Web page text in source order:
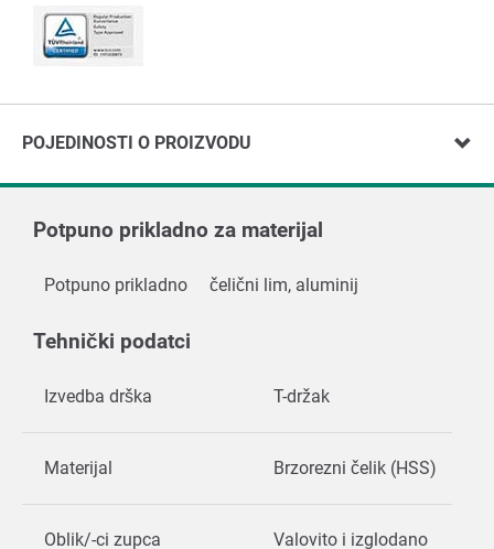
POJEDINOSTI O PROIZVODU
Potpuno prikladno za materijal
Potpuno prikladno čelični lim, aluminij
Tehnički podatci
Izvedba drška T-držak
Materijal Brzorezni čelik (HSS)
Oblik/-ci zupca Valovito i izglodano